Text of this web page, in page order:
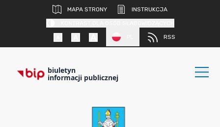
MAPA STRONY
INSTRUKCJA
RSS
biuletyn
informacji publicznej